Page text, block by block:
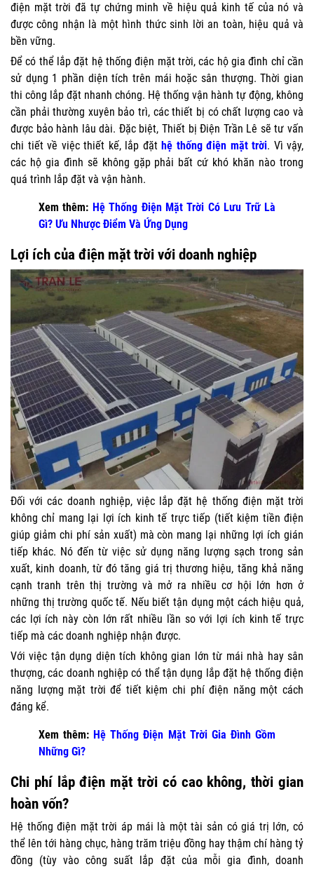
điện mặt trời đã tự chứng minh về hiệu quả kinh tế của nó và
được công nhận là một hình thức sinh lời an toàn, hiệu quả và
bền vững.
Để có thể lắp đặt hệ thống điện mặt trời, các hộ gia đình chỉ cần
sử dụng 1 phần diện tích trên mái hoặc sân thượng. Thời gian
thi công lắp đặt nhanh chóng. Hệ thống vận hành tự động, không
cần phải thường xuyên bảo trì, các thiết bị có chất lượng cao và
được bảo hành lâu dài. Đặc biệt, Thiết bị Điện Trần Lê sẽ tư vấn
chi tiết về việc thiết kế, lắp đặt hệ thống điện mặt trời. Vì vậy,
các hộ gia đình sẽ không gặp phải bất cứ khó khăn nào trong
quá trình lắp đặt và vận hành.
Xem thêm: Hệ Thống Điện Mặt Trời Có Lưu Trữ Là
Gì? Ưu Nhược Điểm Và Ứng Dụng
Lợi ích của điện mặt trời với doanh nghiệp
Đối với các doanh nghiệp, việc lắp đặt hệ thống điện mặt trời
không chỉ mang lại lợi ích kinh tế trực tiếp (tiết kiệm tiền điện
giúp giảm chi phí sản xuất) mà còn mang lại những lợi ích gián
tiếp khác. Nó đến từ việc sử dụng năng lượng sạch trong sản
xuất, kinh doanh, từ đó tăng giá trị thương hiệu, tăng khả năng
cạnh tranh trên thị trường và mở ra nhiều cơ hội lớn hơn ở
những thị trường quốc tế. Nếu biết tận dụng một cách hiệu quả,
các lợi ích này còn lớn rất nhiều lần so với lợi ích kinh tế trực
tiếp mà các doanh nghiệp nhận được.
Với việc tận dụng diện tích không gian lớn từ mái nhà hay sân
thượng, các doanh nghiệp có thể tận dụng lắp đặt hệ thống điện
năng lượng mặt trời để tiết kiệm chi phí điện năng một cách
đáng kể.
Xem thêm: Hệ Thống Điện Mặt Trời Gia Đình Gồm
Những Gì?
Chi phí lắp điện mặt trời có cao không, thời gian
hoàn vốn?
Hệ thống điện mặt trời áp mái là một tài sản có giá trị lớn, có
thể lên tới hàng chục, hàng trăm triệu đồng hay thậm chí hàng tỷ
đồng (tùy vào công suất lắp đặt của mỗi gia đình, doanh